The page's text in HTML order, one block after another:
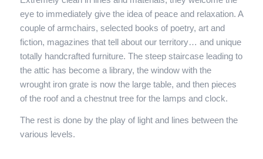
eye to immediately give the idea of ​​peace and relaxation. A
couple of armchairs, selected books of poetry, art and
fiction, magazines that tell about our territory… and unique
totally handcrafted furniture. The steep staircase leading to
the attic has become a library, the window with the
wrought iron grate is now the large table, and then pieces
of the roof and a chestnut tree for the lamps and clock.
The rest is done by the play of light and lines between the
various levels.